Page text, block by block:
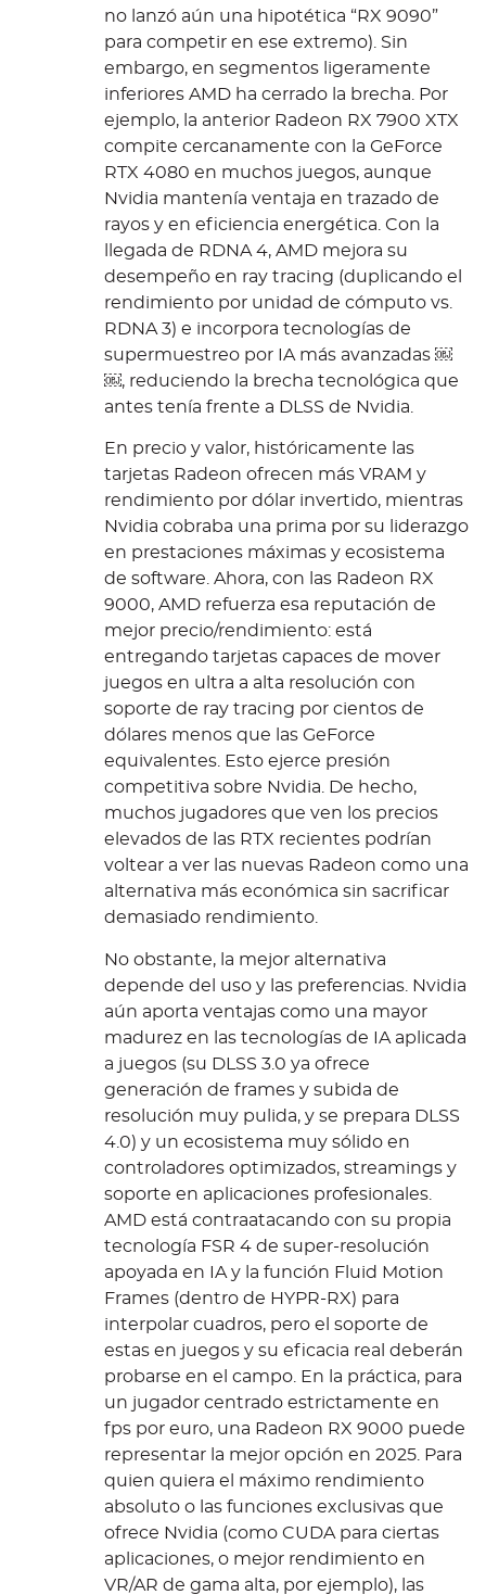
no lanzó aún una hipotética “RX 9090”
para competir en ese extremo). Sin
embargo, en segmentos ligeramente
inferiores AMD ha cerrado la brecha. Por
ejemplo, la anterior Radeon RX 7900 XTX
compite cercanamente con la GeForce
RTX 4080 en muchos juegos, aunque
Nvidia mantenía ventaja en trazado de
rayos y en eficiencia energética. Con la
llegada de RDNA 4, AMD mejora su
desempeño en ray tracing (duplicando el
rendimiento por unidad de cómputo vs.
RDNA 3) e incorpora tecnologías de
supermuestreo por IA más avanzadas ￼
￼, reduciendo la brecha tecnológica que
antes tenía frente a DLSS de Nvidia.
En precio y valor, históricamente las
tarjetas Radeon ofrecen más VRAM y
rendimiento por dólar invertido, mientras
Nvidia cobraba una prima por su liderazgo
en prestaciones máximas y ecosistema
de software. Ahora, con las Radeon RX
9000, AMD refuerza esa reputación de
mejor precio/rendimiento: está
entregando tarjetas capaces de mover
juegos en ultra a alta resolución con
soporte de ray tracing por cientos de
dólares menos que las GeForce
equivalentes. Esto ejerce presión
competitiva sobre Nvidia. De hecho,
muchos jugadores que ven los precios
elevados de las RTX recientes podrían
voltear a ver las nuevas Radeon como una
alternativa más económica sin sacrificar
demasiado rendimiento.
No obstante, la mejor alternativa
depende del uso y las preferencias. Nvidia
aún aporta ventajas como una mayor
madurez en las tecnologías de IA aplicada
a juegos (su DLSS 3.0 ya ofrece
generación de frames y subida de
resolución muy pulida, y se prepara DLSS
4.0) y un ecosistema muy sólido en
controladores optimizados, streamings y
soporte en aplicaciones profesionales.
AMD está contraatacando con su propia
tecnología FSR 4 de super-resolución
apoyada en IA y la función Fluid Motion
Frames (dentro de HYPR-RX) para
interpolar cuadros, pero el soporte de
estas en juegos y su eficacia real deberán
probarse en el campo. En la práctica, para
un jugador centrado estrictamente en
fps por euro, una Radeon RX 9000 puede
representar la mejor opción en 2025. Para
quien quiera el máximo rendimiento
absoluto o las funciones exclusivas que
ofrece Nvidia (como CUDA para ciertas
aplicaciones, o mejor rendimiento en
VR/AR de gama alta, por ejemplo), las